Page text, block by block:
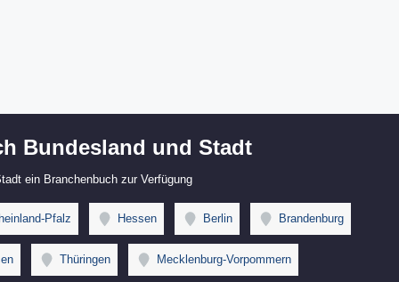
Bundesland und Stadt
ein Branchenbuch zur Verfügung
Pfalz Hessen Berlin Brandenburg
Thüringen Mecklenburg-Vorpommern